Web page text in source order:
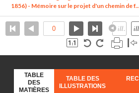
1856) - Mémoire sur le projet d'un chemin de f...
TABLE
DES
MATIÈRES
TABLE DES
ILLUSTRATIONS